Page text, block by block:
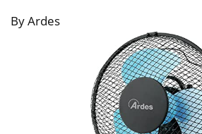
By Ardes